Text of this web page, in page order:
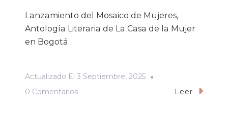
Lanzamiento del Mosaico de Mujeres,
Antología Literaria de La Casa de la Mujer
en Bogotá.
Actualizado El 3 Septiembre, 2025
0 ComentariosEn
Leer